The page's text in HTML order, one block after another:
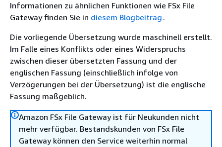
Informationen zu ähnlichen Funktionen wie FSx File
Gateway finden Sie in diesem Blogbeitrag .
Die vorliegende Übersetzung wurde maschinell erstellt.
Im Falle eines Konflikts oder eines Widerspruchs
zwischen dieser übersetzten Fassung und der
englischen Fassung (einschließlich infolge von
Verzögerungen bei der Übersetzung) ist die englische
Fassung maßgeblich.
Amazon FSx File Gateway ist für Neukunden nicht
mehr verfügbar. Bestandskunden von FSx File
Gateway können den Service weiterhin normal